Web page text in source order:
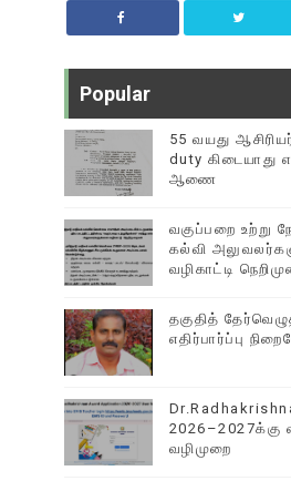
Popular
55 வயது
duty கிடையாது
ஆணை
வகுப்பறை உற்று
கல்வி
வழிகாட்டி
தகுதித்
எதிர்பார்ப்பு
2026–2027க்கு
வழிமுறை